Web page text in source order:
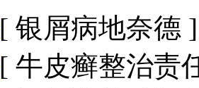
[ 银屑病地奈德 ]
[ 牛皮癣整治责